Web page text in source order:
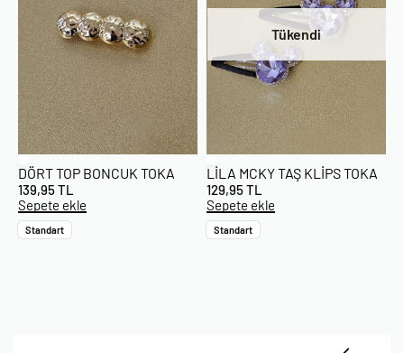
DÖRT TOP BONCUK TOKA
139,95TL
Sepete ekle
Standart
Tükendi
LILA MCKY TAŞ KLIPS TOKA
129,95TL
Sepete ekle
Standart